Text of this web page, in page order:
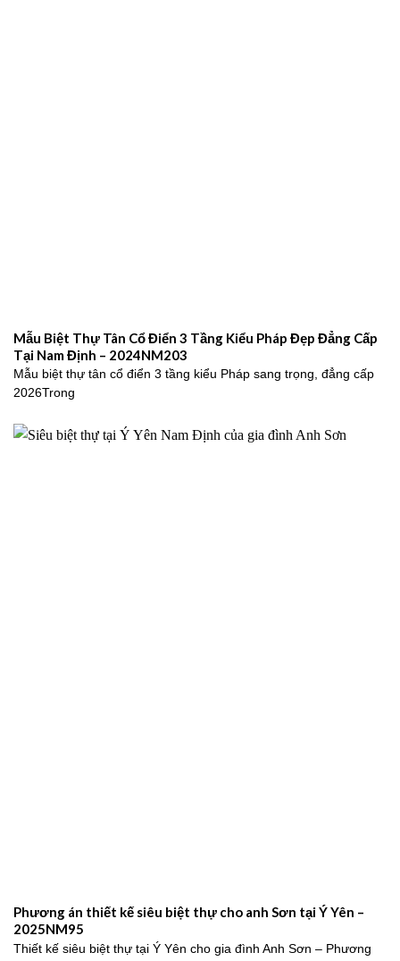
Mẫu Biệt Thự Tân Cổ Điển 3 Tầng Kiểu Pháp Đẹp Đẳng Cấp
Tại Nam Định – 2024NM203
Mẫu biệt thự tân cổ điển 3 tầng kiểu Pháp sang trọng, đẳng cấp
2026Trong
Phương án thiết kế siêu biệt thự cho anh Sơn tại Ý Yên –
2025NM95
Thiết kế siêu biệt thự tại Ý Yên cho gia đình Anh Sơn – Phương